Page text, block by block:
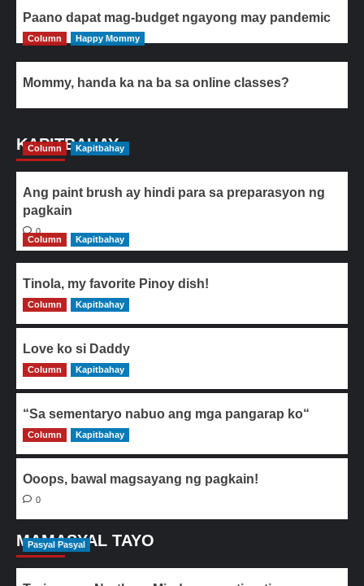
Paano dapat mag-budget ngayong may pandemic
Column Happy Mommy
Mommy, handa ka na ba sa online classes?
KAPITBAHAY
Column Kapitbahay
Ang paint brush ay hindi para sa preparasyon ng
pagkain
0
Column
Kapitbahay
Tinola, my favorite Pinoy dish!
0
Column Kapitbahay
Love ko si Daddy
0
Column Kapitbahay
“Sa sementaryo nabuo ang mga pangarap ko“
0
Column Kapitbahay
Ooops, bawal magsayang ng pagkain!
0
MAMASYAL TAYO
Pasyal Pasyal